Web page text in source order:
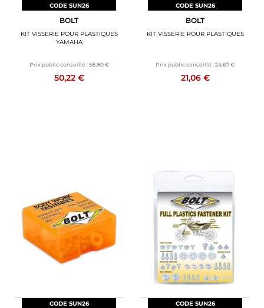
CODE SUN26
BOLT
KIT VISSERIE POUR PLASTIQUES
YAMAHA
Prix public conseillé : 58,80 €
50,22 €
CODE SUN26
BOLT
KIT VISSERIE POUR PLASTIQUES
Prix public conseillé :24,67 €
21,06 €
CODE SUN26 CODE SUN26